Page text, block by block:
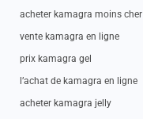
acheter kamagra moins cher
vente kamagra en ligne
prix kamagra gel
l’achat de kamagra en ligne
acheter kamagra jelly